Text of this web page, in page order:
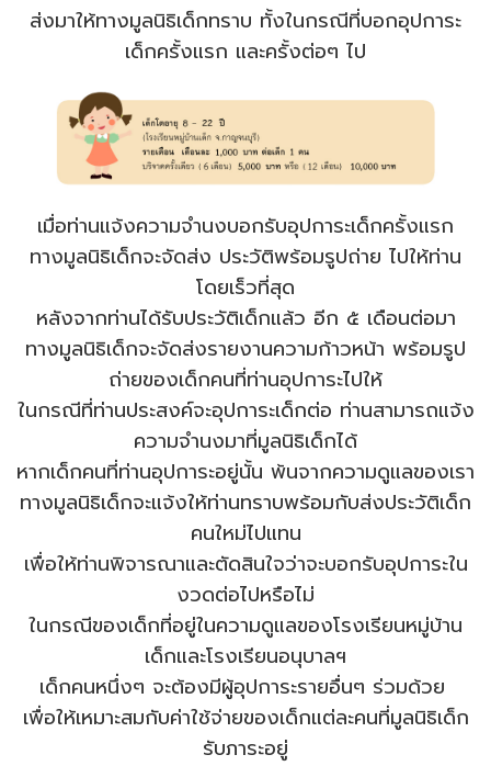
ส่งมาให้ทางมูลนิธิเด็กทราบ ทั้งในกรณีที่บอกอุปการะ
เด็กครั้งแรก และครั้งต่อๆ ไป
เมื่อท่านแจ้งความจํานงบอกรับอุปการะเด็กครั้งแรก
ทางมูลนิธิเด็กจะจัดส่ง ประวัติพร้อมรูปถ่าย ไปให้ท่าน
โดยเร็วที่สุด
หลังจากท่านได้รับประวัติเด็กแล้ว อีก ๕ เดือนต่อมา
ทางมูลนิธิเด็กจะจัดส่งรายงานความก้าวหน้า พร้อมรูป
ถ่ายของเด็กคนที่ท่านอุปการะไปให้
ในกรณีที่ท่านประสงค์จะอุปการะเด็กต่อ ท่านสามารถแจ้ง
ความจํานงมาที่มูลนิธิเด็กได้
หากเด็กคนที่ท่านอุปการะอยู่นั้น พ้นจากความดูแลของเรา
ทางมูลนิธิเด็กจะแจ้งให้ท่านทราบพร้อมกับส่งประวัติเด็ก
คนใหม่ไปแทน
เพื่อให้ท่านพิจารณาและตัดสินใจว่าจะบอกรับอุปการะใน
งวดต่อไปหรือไม่
ในกรณีของเด็กที่อยู่ในความดูแลของโรงเรียนหมู่บ้าน
เด็กและโรงเรียนอนุบาลฯ
เด็กคนหนึ่งๆ จะต้องมีผู้อุปการะรายอื่นๆ ร่วมด้วย
เพื่อให้เหมาะสมกับค่าใช้จ่ายของเด็กแต่ละคนที่มูลนิธิเด็ก
รับภาระอยู่